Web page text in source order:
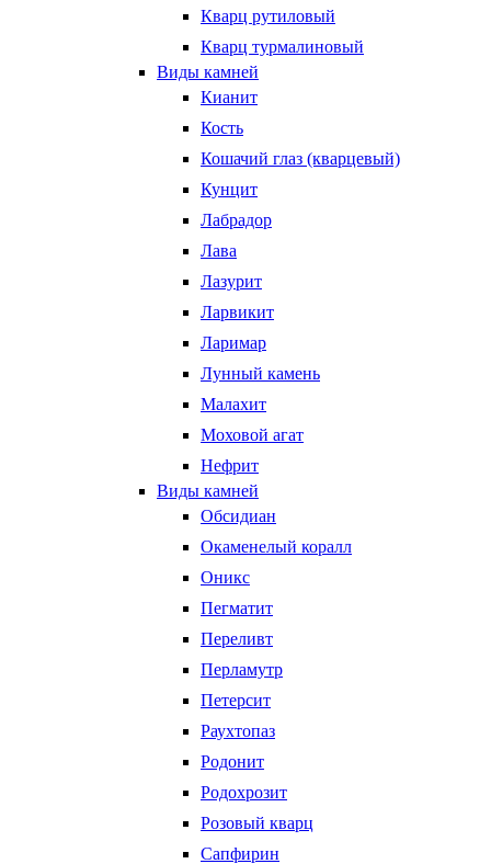
Кварц рутиловый
Кварц турмалиновый
Виды камней
Кианит
Кость
Кошачий глаз (кварцевый)
Кунцит
Лабрадор
Лава
Лазурит
Ларвикит
Ларимар
Лунный камень
Малахит
Моховой агат
Нефрит
Виды камней
Обсидиан
Окаменелый коралл
Оникс
Пегматит
Переливт
Перламутр
Петерсит
Раухтопаз
Родонит
Родохрозит
Розовый кварц
Сапфирин